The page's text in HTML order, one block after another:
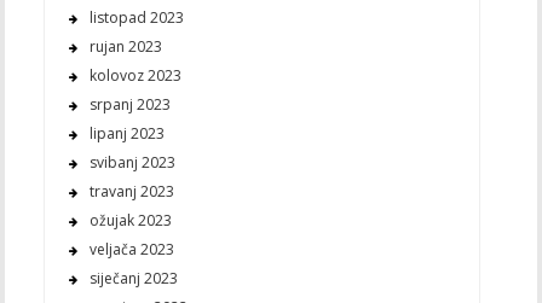
listopad 2023
rujan 2023
kolovoz 2023
srpanj 2023
lipanj 2023
svibanj 2023
travanj 2023
ožujak 2023
veljača 2023
siječanj 2023